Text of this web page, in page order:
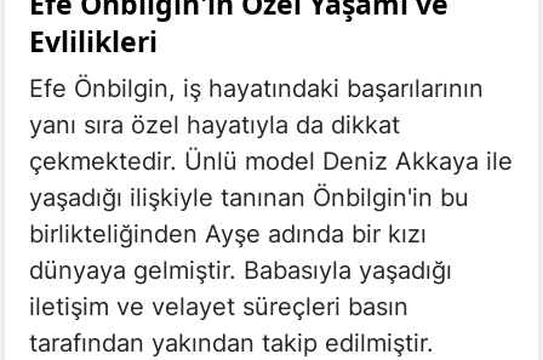
Evlilikleri
Efe Önbilgin, iş hayatındaki başarılarının
yanı sıra özel hayatıyla da dikkat
çekmektedir. Ünlü model Deniz Akkaya ile
yaşadığı ilişkiyle tanınan Önbilgin'in bu
birlikteliğinden Ayşe adında bir kızı
dünyaya gelmiştir. Babasıyla yaşadığı
iletişim ve velayet süreçleri basın
tarafından yakından takip edilmiştir.